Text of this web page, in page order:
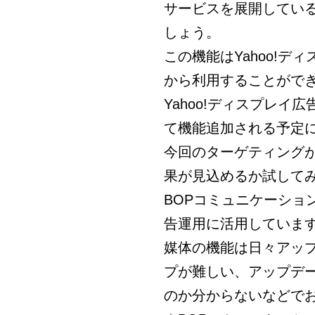
サービスを展開してい
しょう。
この機能はYahoo!ディ
から利用することがで
Yahoo!ディスプレイ広
て機能追加される予定
今回のターゲティング
果が見込めるか試して
BOPコミュニケーショ
告運用に活用していま
媒体の機能は日々アッ
プが難しい、アップデ
のか分からないなどで